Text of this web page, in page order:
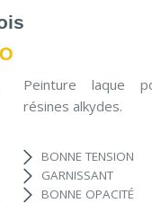
Peinture laque
résines alkydes.
BONNE TENSION
GARNISSANT
BONNE OPACITÉ